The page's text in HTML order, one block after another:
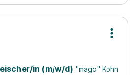
in (m/w/d) "mago" Kohn